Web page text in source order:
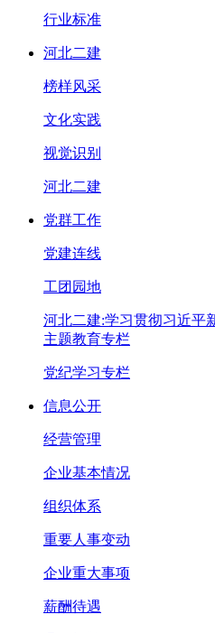
行业标准
河北二建
榜样风采
文化实践
视觉识别
河北二建
党群工作
党建连线
工团园地
河北二建:学习贯彻习近平
主题教育专栏
党纪学习专栏
信息公开
经营管理
企业基本情况
组织体系
重要人事变动
企业重大事项
薪酬待遇